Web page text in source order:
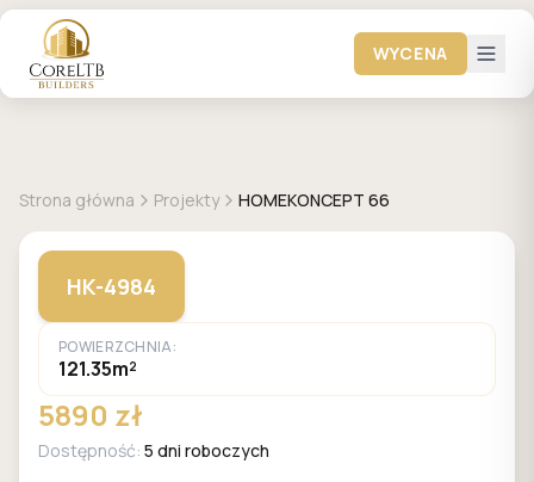
WYCENA
Strona główna Projekty HOMEKONCEPT 66
HK-4984
POWIERZCHNIA:
121.35m²
5890 zł
Dostępność: 5 dni roboczych